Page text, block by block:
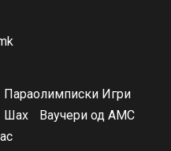
Параолимписки Игри
Шах
Ваучери од АМС